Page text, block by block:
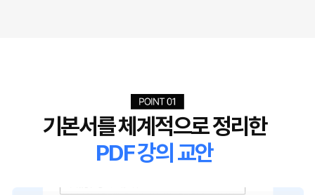
기본서를 체계적으로 정리한
PDF 강의 교안